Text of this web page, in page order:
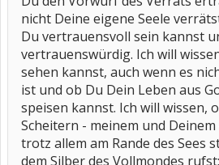
nicht Deine eigene Seele
Du vertrauensvoll sein kannst
vertrauenswürdig. Ich will
sehen kannst, auch wenn es
ist und ob Du Dein Leben aus
speisen kannst. Ich will wissen,
Scheitern - meinem und
trotz allem am Rande des Sees
dem Silber des Vollmondes rufst: